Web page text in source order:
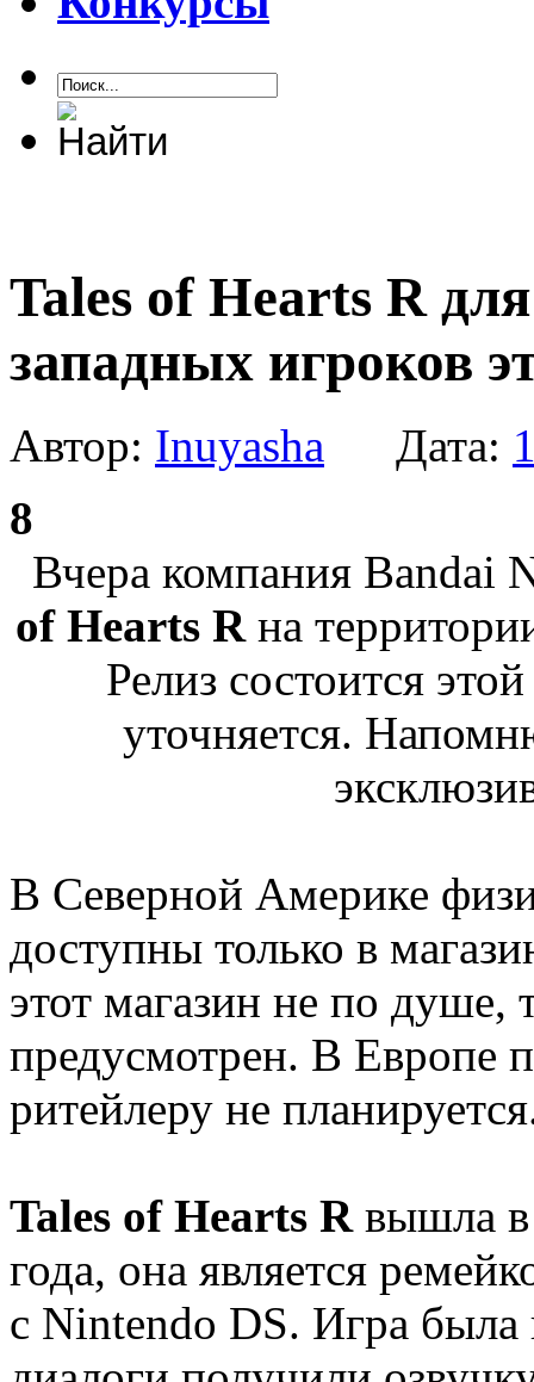
Tales of Hearts R
западных игроков
Автор: Inuyasha Дата:
8
Вчера компания Bandai
of Hearts Rна
Релиз состоится
уточняется.
В Северной Америке
доступны только в
этот магазин не по душе,
предусмотрен. В Европе
ритейлеру не
Tales of Hearts Rвышла в
года, она является
с Nintendo DS. Игра была